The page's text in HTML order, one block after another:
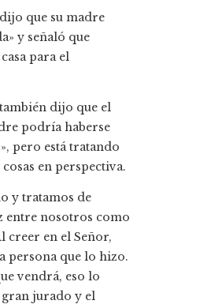
que su madre
y señaló que
para el
dijo que el
podría haberse
pero está tratando
en perspectiva.
y tratamos de
entre nosotros como
creer en el Señor,
persona que lo hizo.
vendrá, eso lo
jurado y el